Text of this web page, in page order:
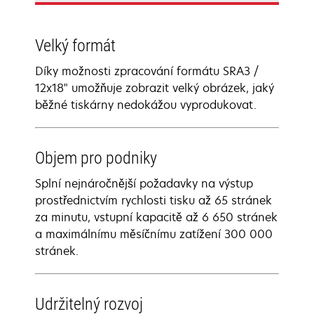
Velký formát
Díky možnosti zpracování formátu SRA3 /
12x18" umožňuje zobrazit velký obrázek, jaký
běžné tiskárny nedokážou vyprodukovat.
Objem pro podniky
Splní nejnáročnější požadavky na výstup
prostřednictvím rychlosti tisku až 65 stránek
za minutu, vstupní kapacitě až 6 650 stránek
a maximálnímu měsíčnímu zatížení 300 000
stránek.
Udržitelný rozvoj